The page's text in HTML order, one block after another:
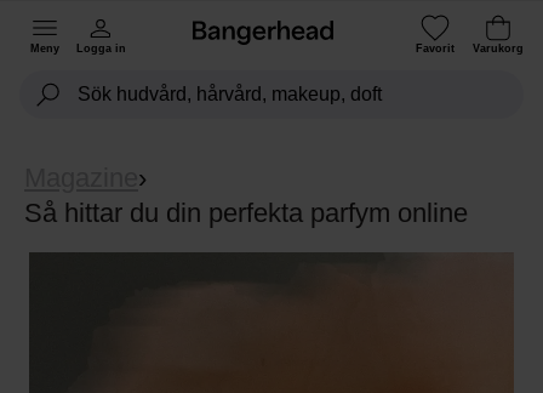
Meny Logga in Favorit Varukorg
›
Så hittar du din perfekta parfym online